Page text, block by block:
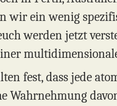
wir ein wenig
werden jetzt
fest, dass jede
Wahrnehmung